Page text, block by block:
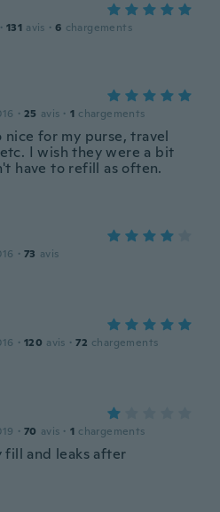
· 131 avis · 6 chargements
· 25 avis · 1 chargements
nice for my purse, travel
I wish they were a bit
have to refill as often.
· 73 avis
· 120 avis · 72 chargements
· 70 avis · 1 chargements
fill and leaks after